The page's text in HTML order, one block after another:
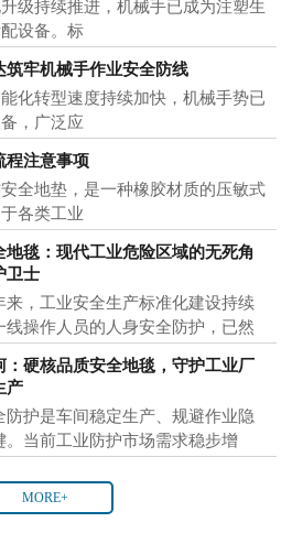
持续推进，机械手已成为注塑生
设备。标
牢机械手作业安全防线
转型速度持续加快，机械手势已
，广泛应
程注意事项
地垫，是一种橡胶材质的压敏式
各类工业
地毯：现代工业危险区域的无死角
卫士
工业安全生产标准化建设持续
线操作人员的人身安全防护，已然
：硬核品质安全地毯，守护工业厂
产
防护是车间稳定生产、规避作业隐
。当前工业防护市场需求稳步增
MORE+